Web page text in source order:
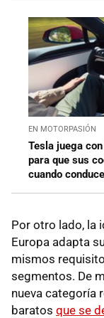
EN MOTORPASIÓN
Tesla juega
para que sus
cuando
Por otro lado, la
Europa adapta
mismos
segmentos. De
nueva categoría
baratos que se